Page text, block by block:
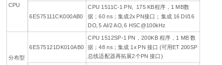
CPU
6ES75111CK000AB0
CPU 1511C-1 PN, 175 KB程序，1 MB数
据；60 ns；集成2x PN接口；集成 16 DI/16
DO, 5 AI/2 AO, 6 HSC@100kHz
分布型
6ES75121DK010AB0
CPU 1512SP-1 PN，200KB 程序，1 MB 数
据；48 ns；集成 1x PN 接口 (可用ET 200SP
总线适配器再拓展2个PN 接口)